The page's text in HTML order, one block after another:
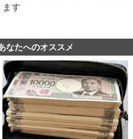
ます
なたへのオススメ